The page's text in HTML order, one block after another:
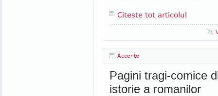
Citeste tot articolul
Accente
Pagini tragi-comice
istorie a romanilor